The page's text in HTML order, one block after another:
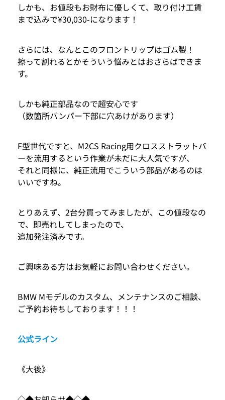
しかも、お値段もお財布に優しくて、取り付け工賃
まで込みで¥30,030-になります！
さらには、なんとこのフロントリップはゴム製！
擦って割れるとかそういう悩みとはおさらばできま
す。
しかも純正部品なので超安心です
（数箇所バンパー下部に穴あけがあります）
F型世代ですと、M2CS Racing用クロスストラットバ
ーを流用するという作業が未だに大人気ですが、
それと同様に、純正流用でこういう部品があるのは
いいですね。
とりあえず、2台分買ってみましたが、この値段なの
で、即売れしてしまったので、
追加発注済みです。
ご興味ある方はお気軽にお問い合わせください。
BMW Mモデルのカスタム、メンテナンスのご相談、
ご予約お待ちしております！！！
公式ライン
《大後》